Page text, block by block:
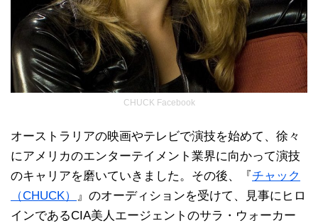
CHUCK Facebook
オーストラリアの映画やテレビで演技を始めて、徐々
にアメリカのエンターテイメント業界に向かって演技
のキャリアを磨いていきました。その後、『チャック
（CHUCK）
』のオーディションを受けて、見事にヒロ
インであるCIA美人エージェントのサラ・ウォーカー